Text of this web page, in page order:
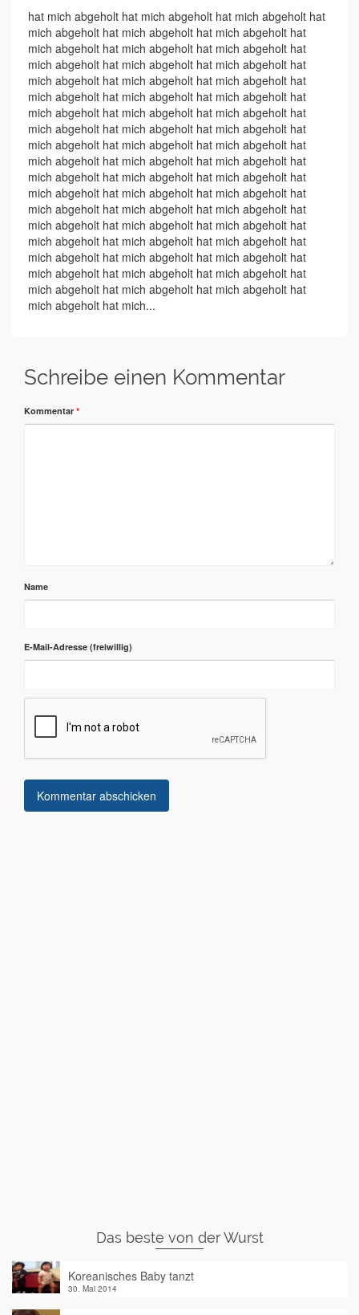
hat mich abgeholt hat mich abgeholt hat mich abgeholt hat
mich abgeholt hat mich abgeholt hat mich abgeholt hat
mich abgeholt hat mich abgeholt hat mich abgeholt hat
mich abgeholt hat mich abgeholt hat mich abgeholt hat
mich abgeholt hat mich abgeholt hat mich abgeholt hat
mich abgeholt hat mich abgeholt hat mich abgeholt hat
mich abgeholt hat mich abgeholt hat mich abgeholt hat
mich abgeholt hat mich abgeholt hat mich abgeholt hat
mich abgeholt hat mich abgeholt hat mich abgeholt hat
mich abgeholt hat mich abgeholt hat mich abgeholt hat
mich abgeholt hat mich abgeholt hat mich abgeholt hat
mich abgeholt hat mich abgeholt hat mich abgeholt hat
mich abgeholt hat mich abgeholt hat mich abgeholt hat
mich abgeholt hat mich abgeholt hat mich abgeholt hat
mich abgeholt hat mich abgeholt hat mich abgeholt hat
mich abgeholt hat mich abgeholt hat mich abgeholt hat
mich abgeholt hat mich abgeholt hat mich abgeholt hat
mich abgeholt hat mich abgeholt hat mich abgeholt hat
mich abgeholt hat mich...
Schreibe einen Kommentar
Kommentar *
Name
E-Mail-Adresse
Das beste von der Wurst
Koreanisches Baby tanzt
30. Mai 2014